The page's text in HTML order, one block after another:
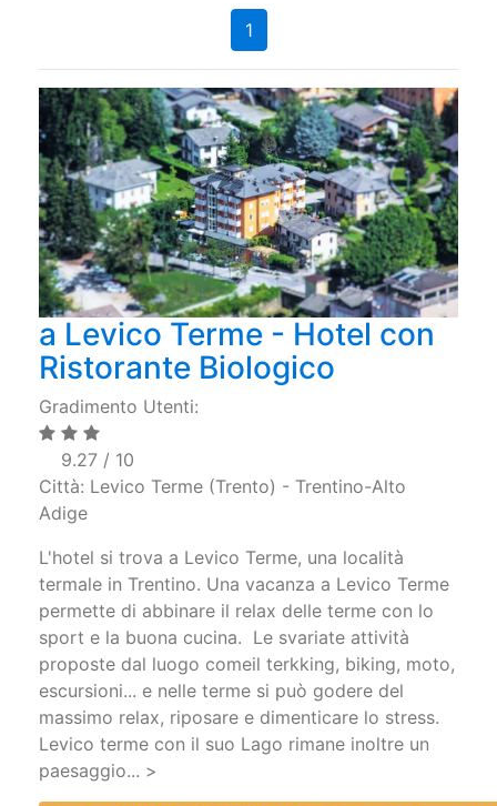
1
a Levico Terme - Hotel con
Ristorante Biologico
Gradimento Utenti:
9.27 / 10
Città: Levico Terme (Trento) - Trentino-Alto
Adige
L'hotel si trova a Levico Terme, una località
termale in Trentino. Una vacanza a Levico Terme
permette di abbinare il relax delle terme con lo
sport e la buona cucina. Le svariate attività
proposte dal luogo comeil terkking, biking, moto,
escursioni... e nelle terme si può godere del
massimo relax, riposare e dimenticare lo stress.
Levico terme con il suo Lago rimane inoltre un
paesaggio... >